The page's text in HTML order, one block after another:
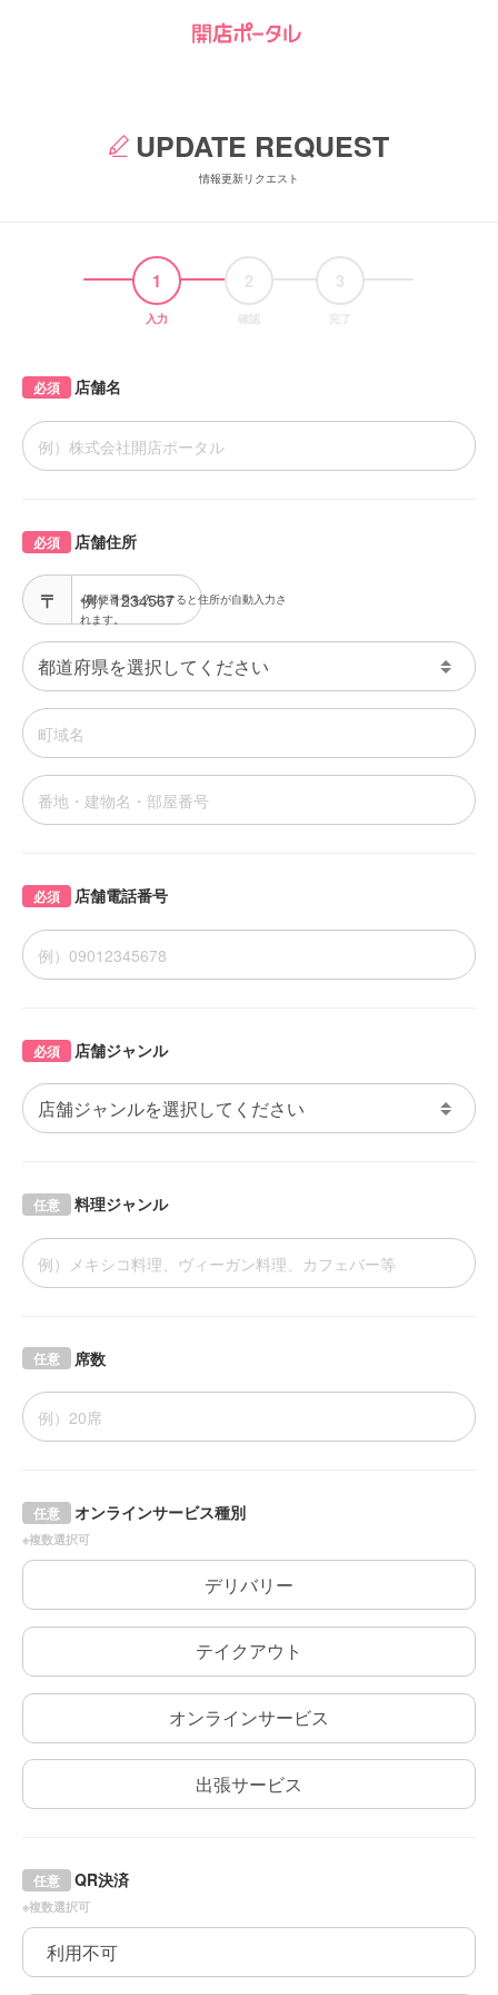
UPDATE REQUEST
情報更新リクエスト
1
入力
2
確認
3
完了
店舗名
必須
店舗住所
必須
※郵便番号を入力すると住所が自動入力さ
れます。
店舗電話番号
必須
店舗ジャンル
必須
料理ジャンル
任意
席数
任意
オンラインサービス種別
任意
※複数選択可
デリバリー
テイクアウト
オンラインサービス
出張サービス
QR決済
任意
※複数選択可
利用不可